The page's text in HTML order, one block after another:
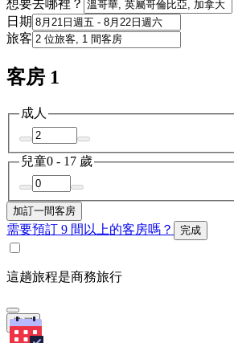
想要去哪裡？
日期
旅客
客房 1
成人
兒童0 - 17 歲
加訂一間客房
需要預訂 9 間以上的客房嗎？ 完成
這趟旅程是商務旅行
搜尋